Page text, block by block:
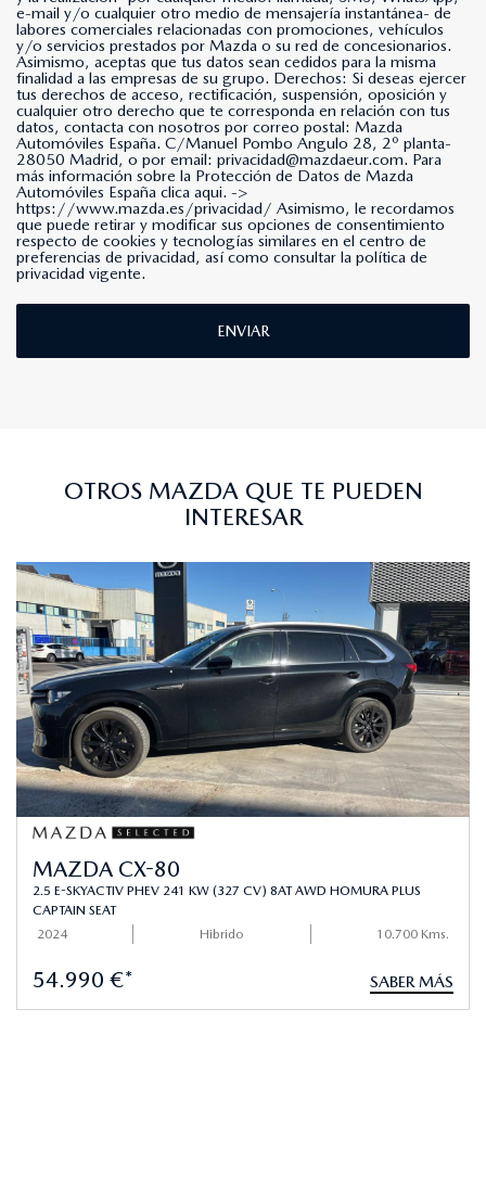
e-mail y/o cualquier otro medio de mensajería instantánea- de
labores comerciales relacionadas con promociones, vehículos
y/o servicios prestados por Mazda o su red de concesionarios.
Asimismo, aceptas que tus datos sean cedidos para la misma
finalidad a las empresas de su grupo. Derechos: Si deseas ejercer
tus derechos de acceso, rectificación, suspensión, oposición y
cualquier otro derecho que te corresponda en relación con tus
datos, contacta con nosotros por correo postal: Mazda
Automóviles España. C/Manuel Pombo Angulo 28, 2º planta-
28050 Madrid, o por email: privacidad@mazdaeur.com. Para
más información sobre la Protección de Datos de Mazda
Automóviles España clica aqui. ->
https://www.mazda.es/privacidad/
que puede retirar y modificar sus opciones de consentimiento
respecto de cookies y tecnologías similares en el centro de
preferencias de privacidad, así como consultar la política de
privacidad vigente.
ENVIAR
OTROS MAZDA QUE TE PUEDEN
INTERESAR
MAZDA CX-80
2.5 E-SKYACTIV PHEV 241 KW (327 CV) 8AT AWD HOMURA PLUS
CAPTAIN SEAT
2024
Hibrido 10.700 Kms.
54.990 €* SABER MÁS